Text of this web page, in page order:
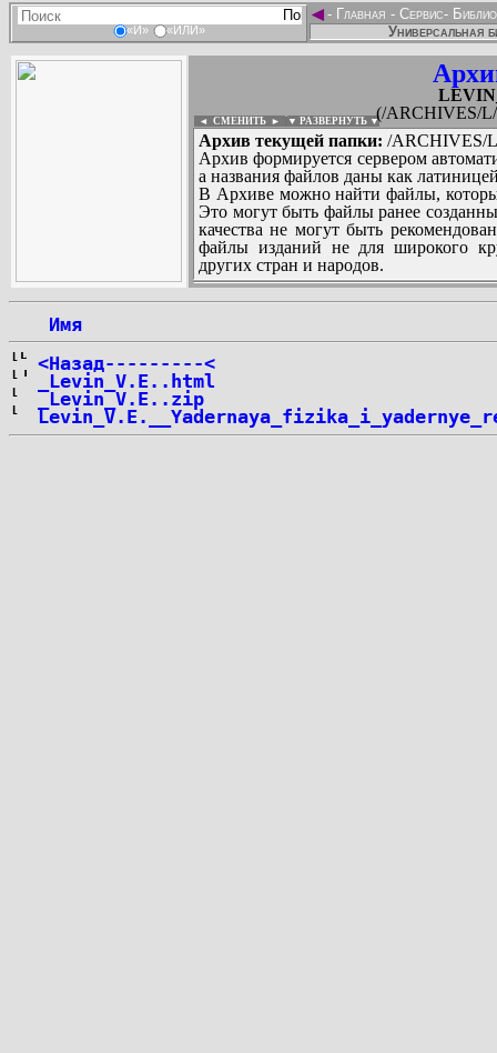
«И» «ИЛИ»
◄- Главная - Сервис-
Универсальная
(/ARCHIVES/
◄ СМЕНИТЬ ► ▼ РАЗВЕРНУТЬ ▼
Архив текущей папки: /ARCHIVES/
Архив формируется сервером
а названия файлов даны как
В Архиве можно найти файлы,
Это могут быть файлы ранее
качества не могут быть
файлы изданий не для широкого
других стран и народов.
Имя
<Назад---------<
_Levin_V.E..html
_Levin_V.E..zip